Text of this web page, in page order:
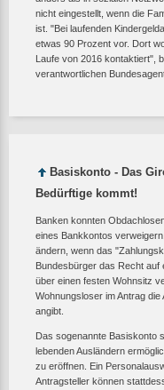
nicht eingestellt, wenn die
ist. "Bei laufenden
etwas 90 Prozent vor. Dort
Laufe von 2016 kontaktiert",
verantwortlichen
Basiskonto - Das
Bedürftige kommt!
Banken konnten
eines Bankkontos
ändern, wenn das
Bundesbürger das Recht
über einen festen Wohnsitz
Wohnungsloser im Antrag
angibt.
Das sogenannte Basiskonto
lebenden Ausländern
zu eröffnen. Ein
Antragsteller können